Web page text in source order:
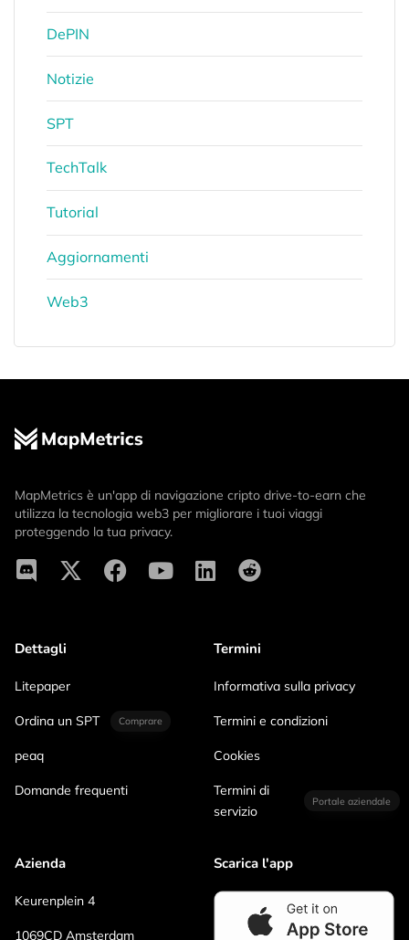
DePIN
Notizie
SPT
TechTalk
Tutorial
Aggiornamenti
Web3
MapMetrics è un'app di navigazione cripto drive-to-earn che
utilizza la tecnologia web3 per migliorare i tuoi viaggi
proteggendo la tua privacy.
Dettagli
Litepaper
Ordina un SPT Comprare
peaq
Domande frequenti
Termini
Informativa sulla privacy
Termini e condizioni
Cookies
Termini di
servizio
Portale aziendale
Azienda
Keurenplein 4
1069CD Amsterdam
Scarica l'app